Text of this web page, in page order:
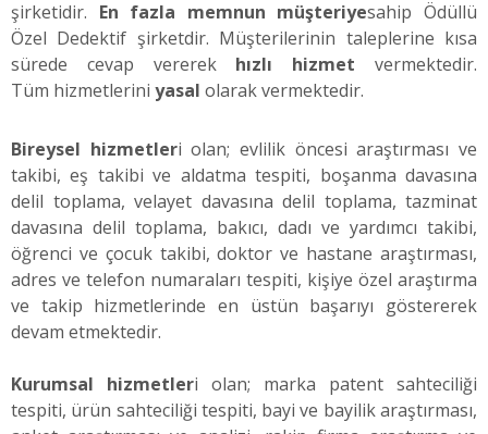
şirketidir. En fazla memnun müşteriyesahip Ödüllü
Özel Dedektif şirketdir. Müşterilerinin taleplerine kısa
sürede cevap vererek hızlı hizmet vermektedir.
Tüm hizmetlerini yasal olarak vermektedir.
Bireysel hizmetleri olan; evlilik öncesi araştırması ve
takibi, eş takibi ve aldatma tespiti, boşanma davasına
delil toplama, velayet davasına delil toplama, tazminat
davasına delil toplama, bakıcı, dadı ve yardımcı takibi,
öğrenci ve çocuk takibi, doktor ve hastane araştırması,
adres ve telefon numaraları tespiti, kişiye özel araştırma
ve takip hizmetlerinde en üstün başarıyı göstererek
devam etmektedir.
Kurumsal hizmetleri olan; marka patent sahteciliği
tespiti, ürün sahteciliği tespiti, bayi ve bayilik araştırması,